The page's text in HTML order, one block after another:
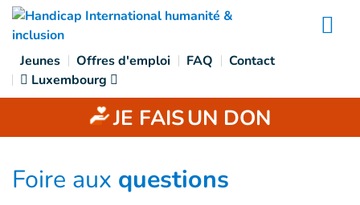
Goto main content
Jeunes Offres d'emploi FAQ
Contact
Luxembourg
JE FAISUN DON
Foire aux questions